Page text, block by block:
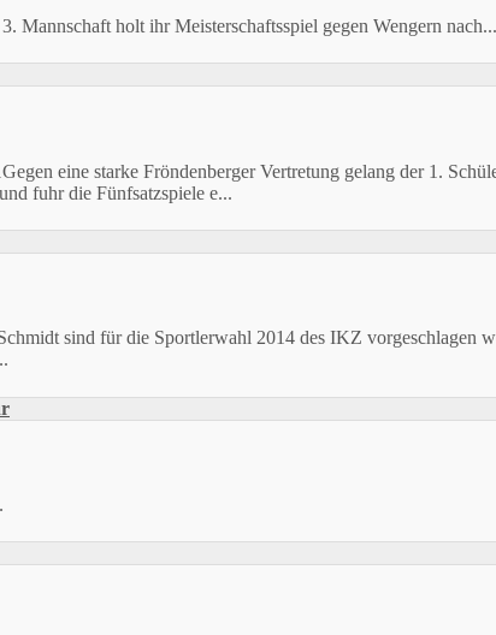
Mannschaft holt ihr Meisterschaftsspiel gegen Wengern
eine starke Fröndenberger Vertretung gelang der 1.
fuhr die Fünfsatzspiele e...
sind für die Sportlerwahl 2014 des IKZ vorgeschlagen